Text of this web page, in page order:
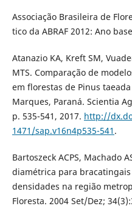
Associação Brasileira de
tico da ABRAF 2012: Ano
Atanazio KA, Kreft SM,
MTS. Comparação de
em florestas de Pinus
Marques, Paraná. Scientia
p. 535-541, 2017. http://
1471/sap.v16n4p535-541 .
Bartoszeck ACPS, Machado
diamétrica para
densidades na região
Floresta. 2004 Set/Dez;